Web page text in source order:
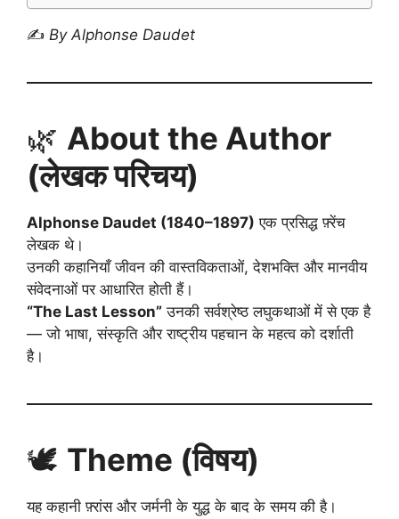
✍️ By Alphonse Daudet
🌿 About the Author
(लेखक परिचय)
Alphonse Daudet (1840–1897) एक प्रसिद्ध फ़्रेंच
लेखक थे।
उनकी कहानियाँ जीवन की वास्तविकताओं, देशभक्ति और मानवीय
संवेदनाओं पर आधारित होती हैं।
“The Last Lesson” उनकी सर्वश्रेष्ठ लघुकथाओं में से एक है
— जो भाषा, संस्कृति और राष्ट्रीय पहचान के महत्व को दर्शाती
है।
🕊️ Theme (विषय)
यह कहानी फ़्रांस और जर्मनी के युद्ध के बाद के समय की है।